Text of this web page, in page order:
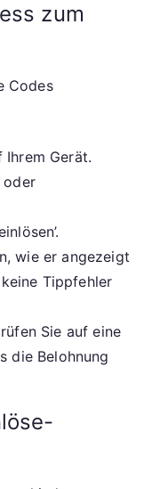
zum
Codes
Ihrem Gerät.
oder
wie er angezeigt
Tippfehler
Sie auf eine
die Belohnung